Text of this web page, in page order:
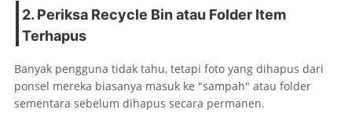
2. Periksa Recycle Bin atau Folder Item
Terhapus
Banyak pengguna tidak tahu, tetapi foto yang dihapus dari
ponsel mereka biasanya masuk ke "sampah" atau folder
sementara sebelum dihapus secara permanen.